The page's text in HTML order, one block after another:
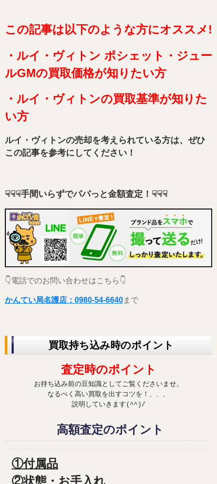
この記事は以下のような方にオススメ!
・ルイ・ヴィトン ポシェット・ジュー
ルGMの買取価格が知りたい方
・ルイ・ヴィトンの買取基準が知りた
い方
ルイ・ヴィトンの売却を考えられている方は、ぜひ
この記事を参考にしてください！
☟☟☟手間いらずでパパっと金額査定！☟☟☟
👇電話でのお問い合わせはこちら👇
かんてい局名護店：0980-54-6640まで
買取持ち込み時のポイント
査定時のポイント
お持ち込み前の豆知識としてご覧くださいませ。
なるべく高い買取を出すコツを！、、、
説明していきます(^^)/
高額査定のポイント
①付属品